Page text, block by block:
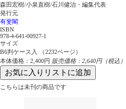
森田宏樹/小泉直樹/石川健治・編集代表
発行元
有斐閣
ISBN
978-4-641-00927-1
サイズ
B6判ケース入 （2232ページ）
本体価格：2,400円 販売価格：2,640円（税込）
お気に入りリストに追加
こちらは未刊の商品です